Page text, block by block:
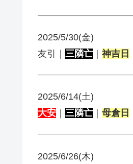
2025/5/30(金)
友引｜ 三隣亡 ｜ 神吉日
2025/6/14(土)
大安
三隣亡 母倉日
2025/6/26(木)